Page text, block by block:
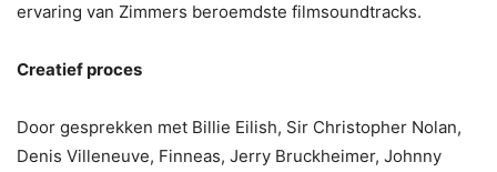
ervaring van Zimmers beroemdste filmsoundtracks.
Creatief proces
Door gesprekken met Billie Eilish, Sir Christopher Nolan,
Denis Villeneuve, Finneas, Jerry Bruckheimer, Johnny